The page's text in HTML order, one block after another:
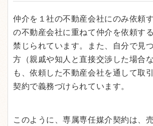
仲介を１社の不動産会社にのみ依頼
の不動産会社に重ねて仲介を依頼す
禁じられています。また、自分で見
方（親戚や知人と直接交渉した場合
も、依頼した不動産会社を通して取
契約で義務づけられています。
このように、専属専任媒介契約は、